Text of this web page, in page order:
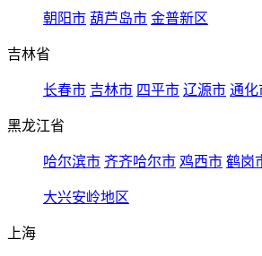
朝阳市 葫芦岛市 金普新区
吉林省
长春市 吉林市 四平市 辽源市 通化
黑龙江省
哈尔滨市 齐齐哈尔市 鸡西市 鹤岗
大兴安岭地区
上海